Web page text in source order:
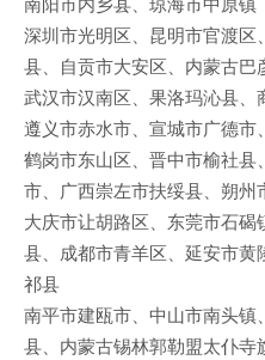
深圳市光明区、昆明市官渡
县、自贡市大安区、内蒙古
武汉市汉南区、果洛玛沁县、
遵义市赤水市、宣城市广德
鹤岗市东山区、晋中市榆社
市、广西崇左市扶绥县、朔州
大庆市让胡路区、东莞市石
县、成都市青羊区、延安市
祁县
南平市建瓯市、中山市南头
县、内蒙古锡林郭勒盟太仆寺